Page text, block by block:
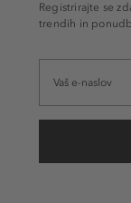
Registrirajte se
trendih in